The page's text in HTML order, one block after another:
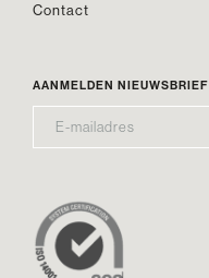
Contact
AANMELDEN NIEUWSBRIEF
MAILADRES*